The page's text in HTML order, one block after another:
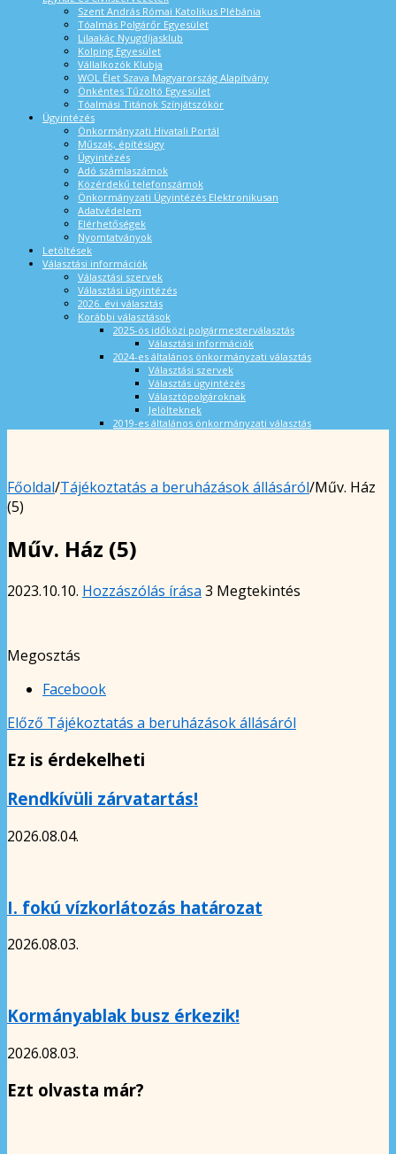
Szent András Római Katolikus Plébánia
Tóalmás Polgárőr Egyesület
Lilaakác Nyugdíjasklub
Kolping Egyesület
Vállalkozók Klubja
WOL Élet Szava Magyarország Alapítvány
Önkéntes Tűzoltó Egyesület
Tóalmási Titánok Színjátszókör
Ügyintézés
Önkormányzati Hivatali Portál
Műszak, építésügy
Ügyintézés
Adó számlaszámok
Közérdekű telefonszámok
Önkormányzati Ügyintézés Elektronikusan
Adatvédelem
Elérhetőségek
Nyomtatványok
Letöltések
Választási információk
Választási szervek
Választási ügyintézés
2026. évi választás
Korábbi választások
2025-ös időközi polgármesterválasztás
Választási információk
2024-es általános önkormányzati választás
Választási szervek
Választás ügyintézés
Választópolgároknak
Jelölteknek
2019-es általános önkormányzati választás
Főoldal/Tájékoztatás a beruházások állásáról/Műv. Ház
(5)
Műv. Ház (5)
2023.10.10. Hozzászólás írása 3 Megtekintés
Megosztás
Facebook
Előző Tájékoztatás a beruházások állásáról
Ez is érdekelheti
Rendkívüli zárvatartás!
2026.08.04.
I. fokú vízkorlátozás határozat
2026.08.03.
Kormányablak busz érkezik!
2026.08.03.
Ezt olvasta már?